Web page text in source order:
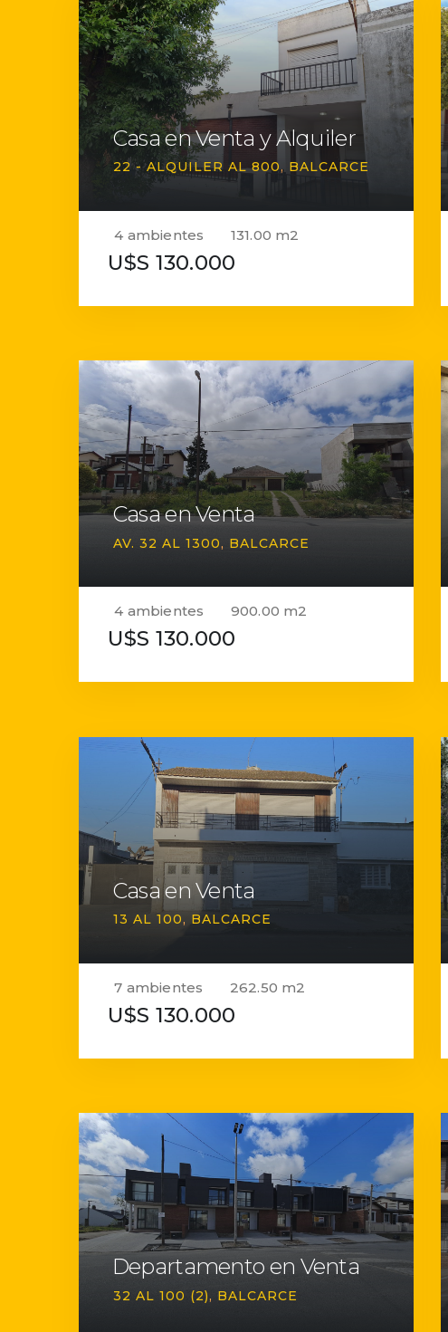
Casa en Venta y Alquiler
22 - ALQUILER AL 800 BALCARCE
4 ambientes 131.00 m2
U$S 130.000
Casa en Venta
AV. 32 AL 1300 BALCARCE
4 ambientes 900.00 m2
U$S 130.000
Casa en Venta
13 AL 100 BALCARCE
7 ambientes 262.50 m2
U$S 130.000
Departamento en Venta
32 AL 100 (2) BALCARCE